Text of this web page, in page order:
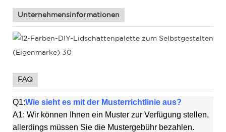
Unternehmensinformationen
FAQ
Q1:Wie sieht es mit der Musterrichtlinie aus?
A1: Wir können Ihnen ein Muster zur Verfügung stellen,
allerdings müssen Sie die Mustergebühr bezahlen.